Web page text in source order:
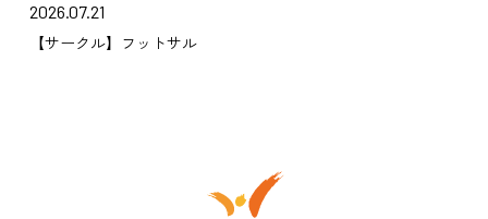
2026.07.21
【サークル】フットサル